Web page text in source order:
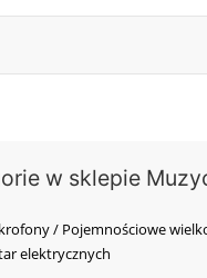
w sklepie
/ Pojemnościowe
elektrycznych